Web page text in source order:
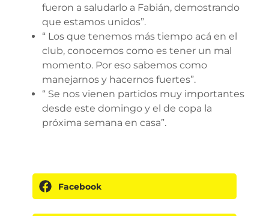
fueron a saludarlo a Fabián, demostrando
que estamos unidos”.
“ Los que tenemos más tiempo acá en el
club, conocemos como es tener un mal
momento. Por eso sabemos como
manejarnos y hacernos fuertes”.
“ Se nos vienen partidos muy importantes
desde este domingo y el de copa la
próxima semana en casa”.
Facebook